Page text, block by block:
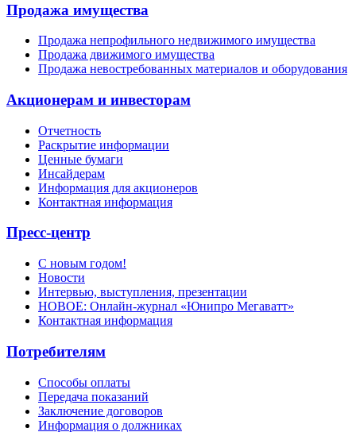
Продажа имущества
Продажа непрофильного недвижимого имущества
Продажа движимого имущества
Продажа невостребованных материалов и оборудования
Акционерам и инвесторам
Отчетность
Раскрытие информации
Ценные бумаги
Инсайдерам
Информация для акционеров
Контактная информация
Пресс-центр
С новым годом!
Новости
Интервью, выступления, презентации
НОВОЕ: Онлайн-журнал «Юнипро Мегаватт»
Контактная информация
Потребителям
Способы оплаты
Передача показаний
Заключение договоров
Информация о должниках